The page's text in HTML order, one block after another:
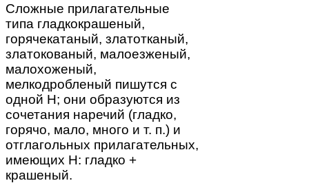
Сложные прилагательные
типа гладкокрашеный,
горячекатаный, златотканый,
златокованый, малоезженый,
малохоженый,
мелкодробленый пишутся с
одной Н; они образуются из
сочетания наречий (гладко,
горячо, мало, много и т. п.) и
отглагольных прилагательных,
имеющих Н: гладко +
крашеный.